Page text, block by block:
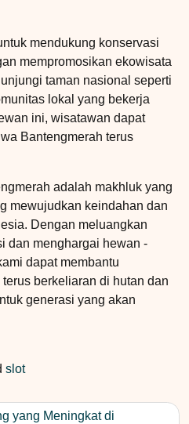
mendukung konservasi
mempromosikan ekowisata
taman nasional seperti
lokal yang bekerja
ini, wisatawan dapat
Bantengmerah terus
adalah makhluk yang
mewujudkan keindahan dan
Dengan meluangkan
dan menghargai hewan -
dapat membantu
berkeliaran di hutan dan
generasi yang akan
slot
yang Meningkat di